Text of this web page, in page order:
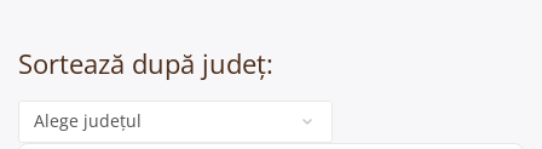
Sortează după județ:
Categorie